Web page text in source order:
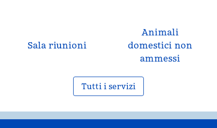
Sala riunioni
Animali
domestici non
ammessi
Tutti i servizi